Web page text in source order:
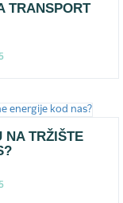
TRANSPORT
NA TRŽIŠTE